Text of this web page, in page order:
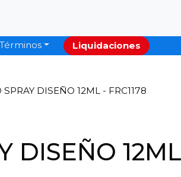
Términos Liquidaciones
SPRAY DISEÑO 12ML - FRC1178
DISEÑO